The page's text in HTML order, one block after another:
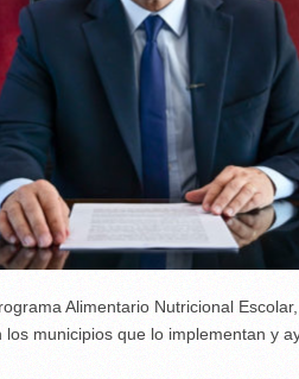
Alimentario Nutricional
municipios que lo implementan y